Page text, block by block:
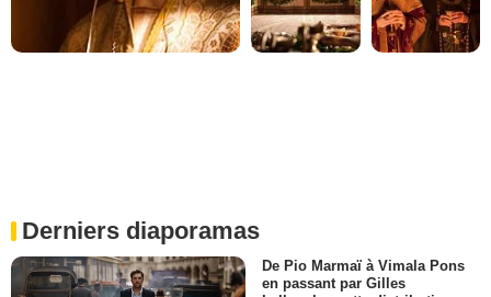
Derniers diaporamas
De Pio Marmaï à Vimala Pons
en passant par Gilles